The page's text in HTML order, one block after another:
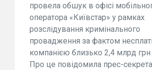
провела обшук в офісі
оператора «Київстар» у рамках
розслідування кримінального
провадження за фактом
компанією близько 2,4 млрд грн
Про це повідомила прес-